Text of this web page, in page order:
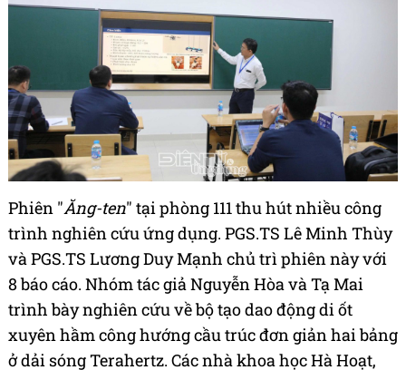
Phiên "Ăng-ten" tại phòng 111 thu hút nhiều công
trình nghiên cứu ứng dụng. PGS.TS Lê Minh Thùy
và PGS.TS Lương Duy Mạnh chủ trì phiên này với
8 báo cáo. Nhóm tác giả Nguyễn Hòa và Tạ Mai
trình bày nghiên cứu về bộ tạo dao động di ốt
xuyên hầm công hướng cầu trúc đơn giản hai bảng
ở dải sóng Terahertz. Các nhà khoa học Hà Hoạt,